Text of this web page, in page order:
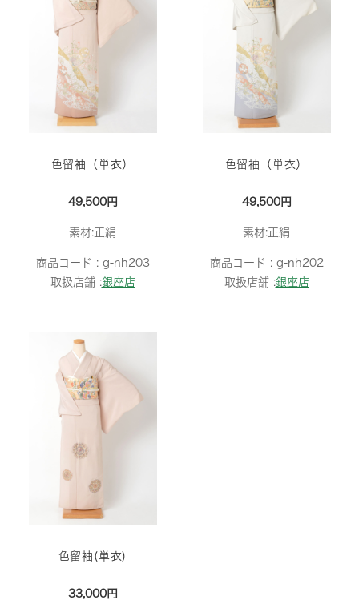
色留袖（単衣）
49,500円
素材:正絹
商品コード : g-nh203
取扱店舗 :銀座店
色留袖（単衣）
49,500円
素材:正絹
商品コード : g-nh202
取扱店舗 :銀座店
色留袖(単衣)
33,000円